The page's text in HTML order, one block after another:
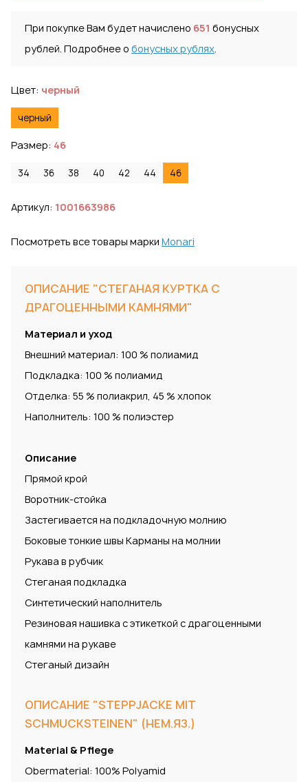
При покупке Вам будет начислено 651 бонусных
рублей. Подробнее о бонусных рублях.
Цвет: черный
черный
Размер: 46
34 36 38 40 42 44 46
Артикул: 1001663986
Посмотреть все товары марки Monari
ОПИСАНИЕ "СТЕГАНАЯ КУРТКА С
ДРАГОЦЕННЫМИ КАМНЯМИ"
Материал и уход
Внешний материал: 100 % полиамид
Подкладка: 100 % полиамид
Отделка: 55 % полиакрил, 45 % хлопок
Наполнитель: 100 % полиэстер
Описание
Прямой крой
Воротник-стойка
Застегивается на подкладочную молнию
Боковые тонкие швы Карманы на молнии
Рукава в рубчик
Стеганая подкладка
Синтетический наполнитель
Резиновая нашивка с этикеткой с драгоценными
камнями на рукаве
Стеганый дизайн
ОПИСАНИЕ "STEPPJACKE MIT
SCHMUCKSTEINEN" (НЕМ.ЯЗ.)
Material & Pflege
Obermaterial: 100% Polyamid